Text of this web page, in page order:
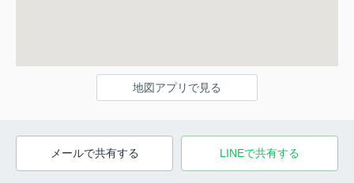
地図アプリで見る
メールで共有する LINEで共有する